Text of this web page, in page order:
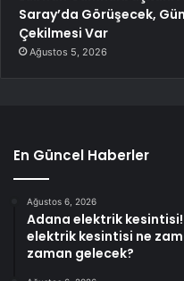
Saray’da Görüşecek,
Çekilmesi Var
Ağustos 5, 2026
En Güncel Haberler
Ağustos 6, 2026
Adana elektrik kesintisi!
elektrik kesintisi ne
zaman gelecek?